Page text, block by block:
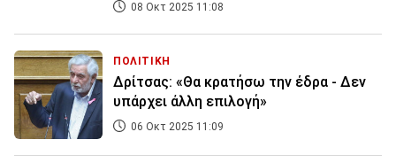
08 Οκτ 2025 11:08
ΠΟΛΙΤΙΚΗ
Δρίτσας: «Θα κρατήσω την έδρα - Δεν
υπάρχει άλλη επιλογή»
06 Οκτ 2025 11:09